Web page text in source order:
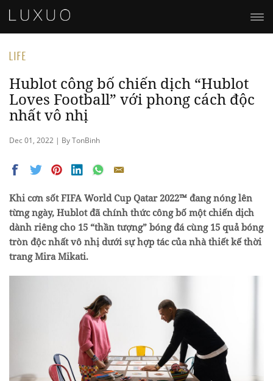
LIFE
Hublot công bố chiến dịch “Hublot
Loves Football” với phong cách độc
nhất vô nhị
Dec 01, 2022 | By TonBinh
Khi cơn sốt FIFA World Cup Qatar 2022™ đang nóng lên
từng ngày, Hublot đã chính thức công bố một chiến dịch
dành riêng cho 15 “thần tượng” bóng đá cùng 15 quả bóng
tròn độc nhất vô nhị dưới sự hợp tác của nhà thiết kế thời
trang Mira Mikati.